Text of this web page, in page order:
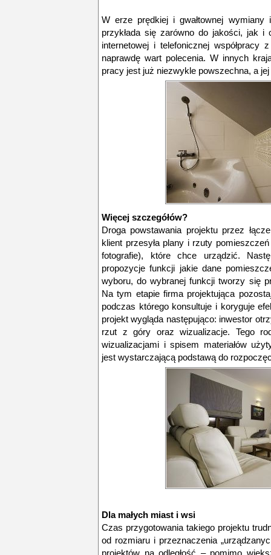
W erze prędkiej i gwałtownej
przykłada się zarówno do jakości, jak i
internetowej i telefonicznej
naprawdę wart polecenia. W innych
pracy jest już niezwykle powszechna, a
Więcej szczegółów?
Droga powstawania projektu przez
klient przesyła plany i rzuty
fotografie), które chce urządzić.
propozycje funkcji jakie dane
wyboru, do wybranej funkcji tworzy się
Na tym etapie firma projektująca
podczas którego konsultuje i koryguje
projekt wygląda następująco: inwestor
rzut z góry oraz wizualizacje. Tego
wizualizacjami i spisem materiałów
jest wystarczającą podstawą do
Dla małych miast i wsi
Czas przygotowania takiego projektu
od rozmiaru i przeznaczenia
projektów na odległość – pomimo